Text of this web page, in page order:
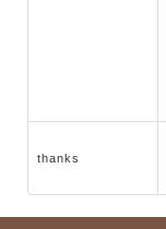
thanks